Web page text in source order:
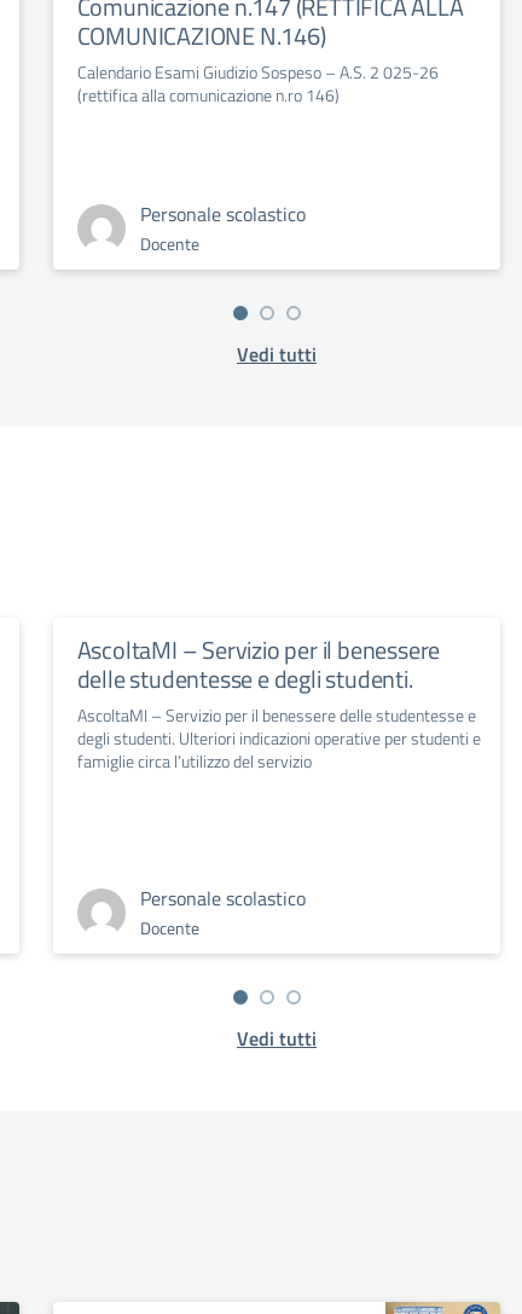
COMUNICAZIONE N.146)
Calendario Esami Giudizio Sospeso – A.S. 2 025-26
(rettifica alla comunicazione n.ro 146)
Personale scolastico
Docente
Vedi tutti
AscoltaMI – Servizio per il benessere
delle studentesse e degli studenti.
AscoltaMI – Servizio per il benessere delle studentesse e
degli studenti. Ulteriori indicazioni operative per studenti e
famiglie circa l’utilizzo del servizio
Personale scolastico
Docente
Vedi tutti